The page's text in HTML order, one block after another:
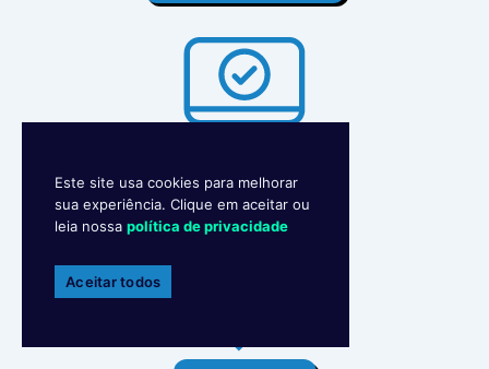
EXPERIMENTE
Este site usa cookies para melhorar
sua experiência. Clique em aceitar ou
leia nossa política de privacidade
Aceitar todos